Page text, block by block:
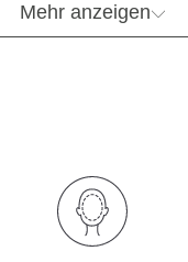
Mehr anzeigen